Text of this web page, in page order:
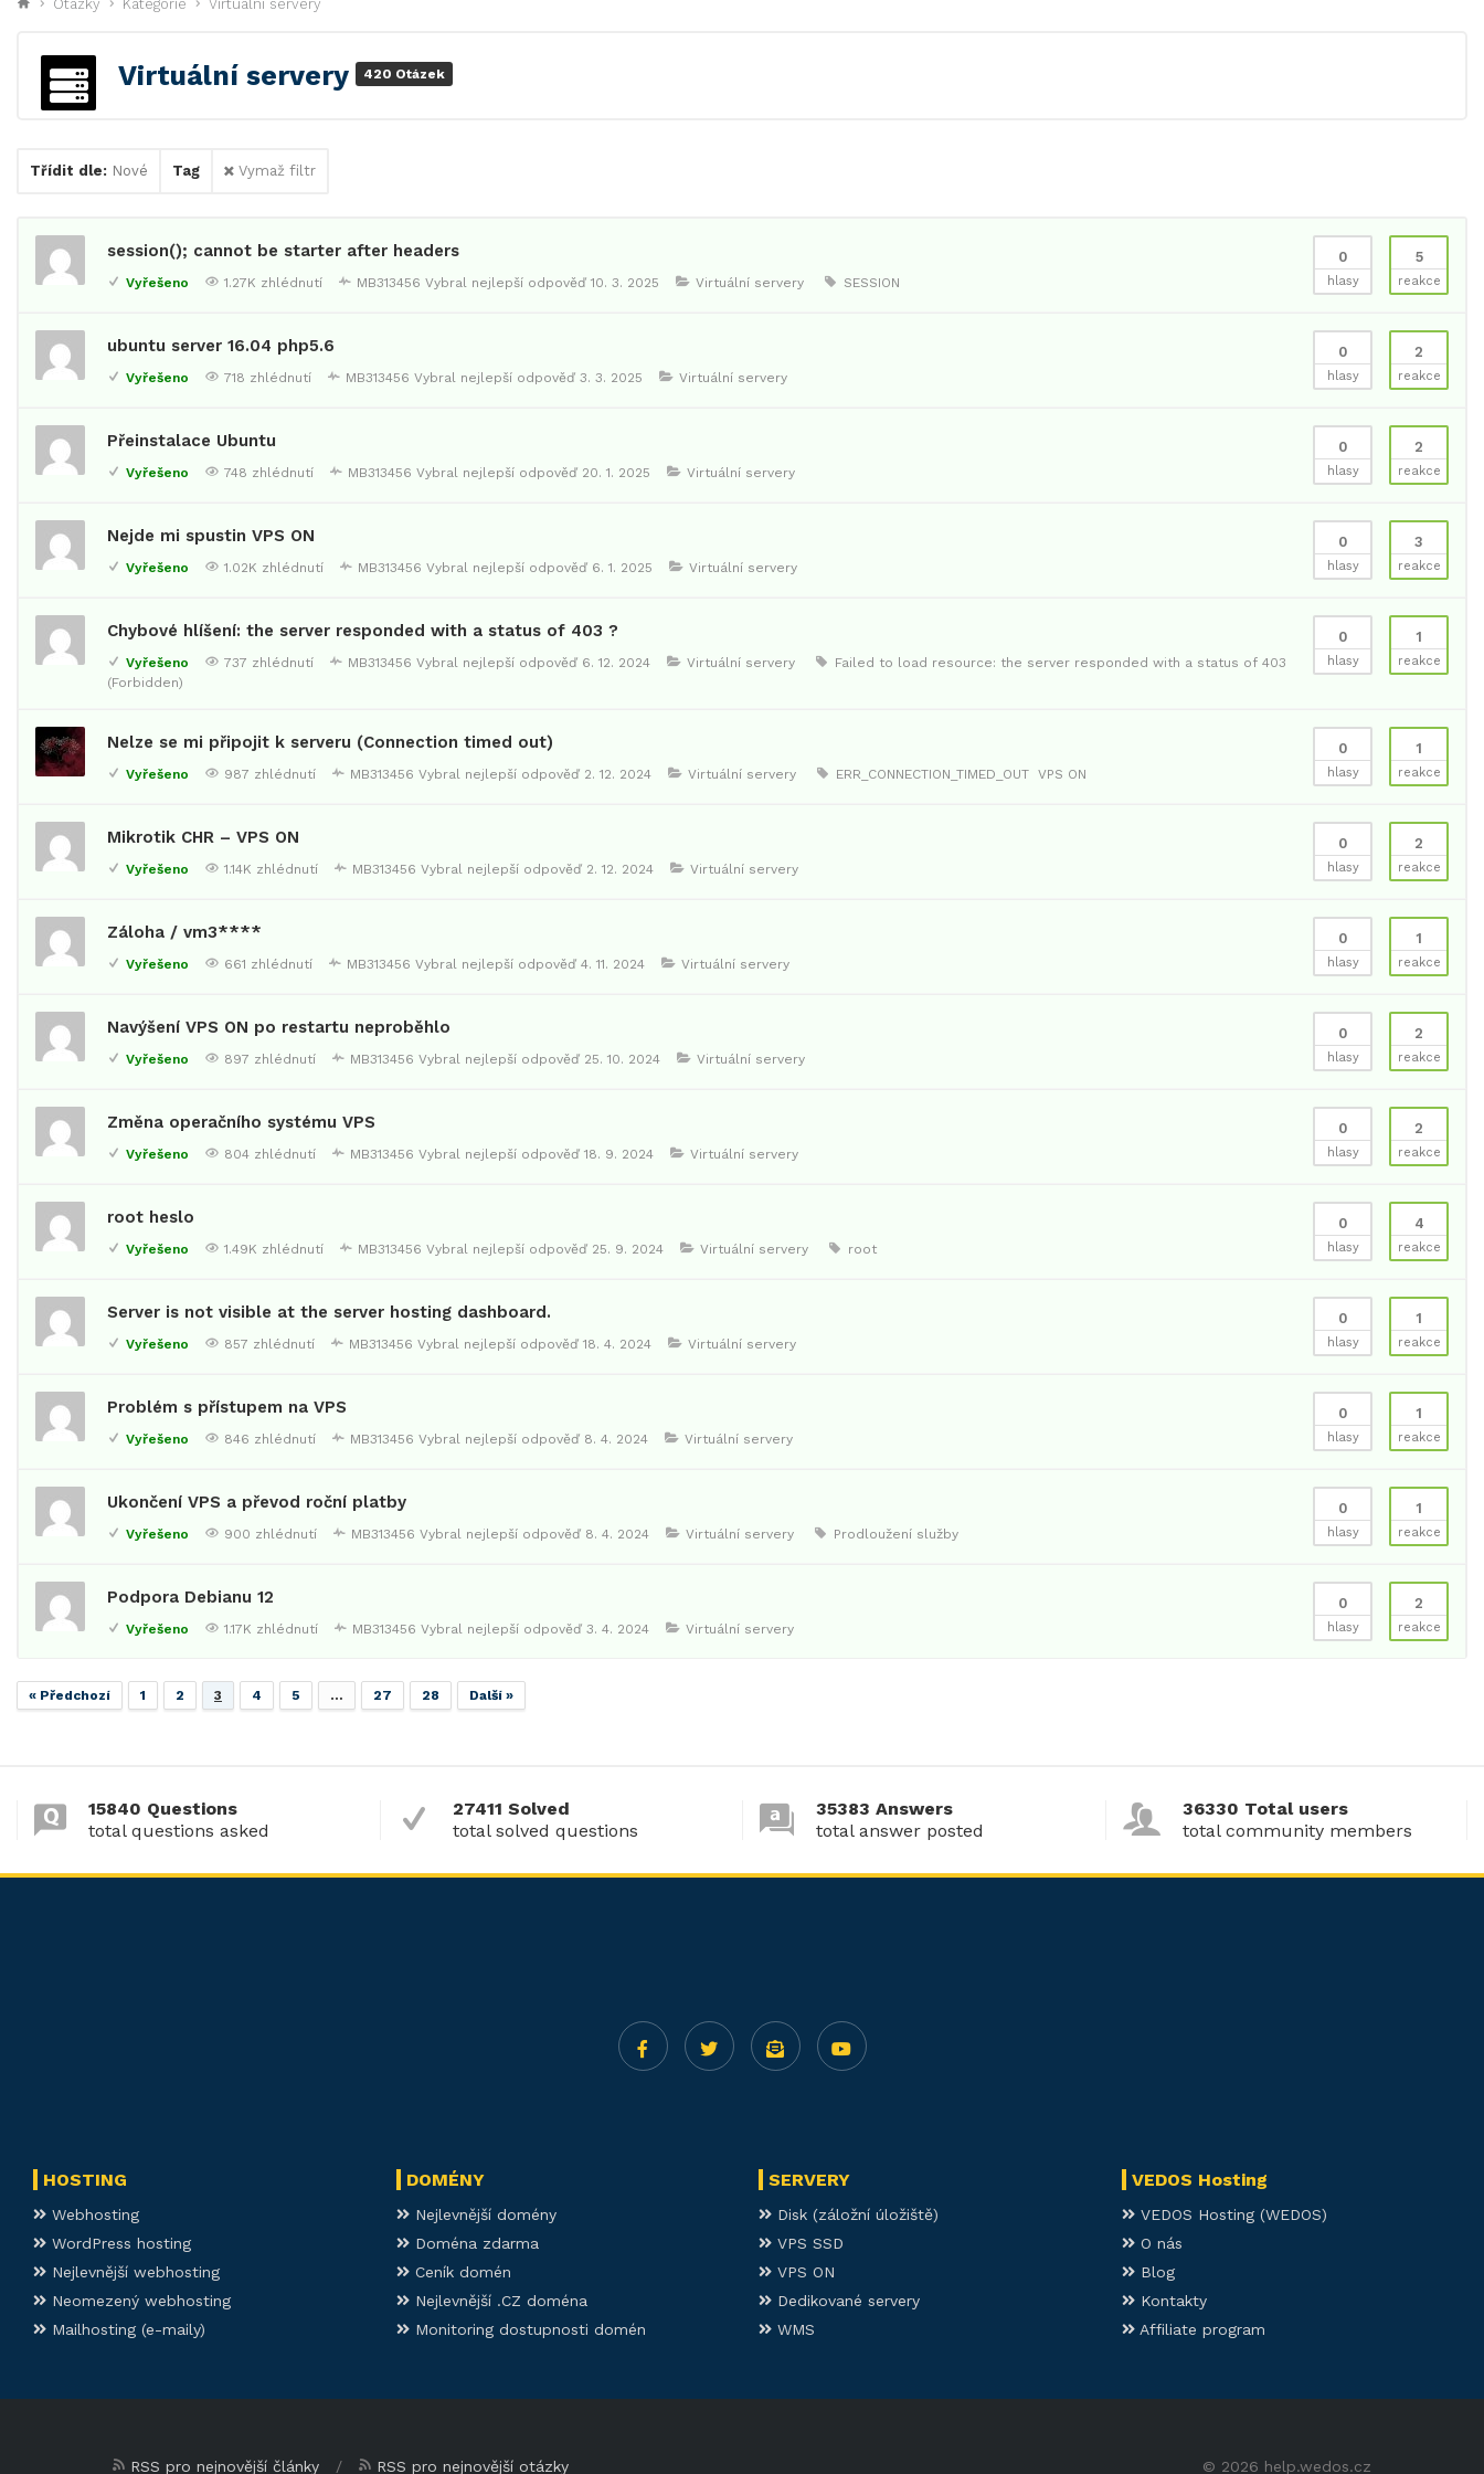
Otazky Kategorie Virtuální servery
Virtuální servery 420 Otázek
Třídit dle: Nové Tag Vymaž filtr
0
hlasy
5
reakce
session(); cannot be starter after headers
Vyřešeno 1.27K zhlédnutí MB313456 Vybral nejlepší odpověď 10. 3. 2025 Virtuální servery SESSION
0
hlasy
2
reakce
ubuntu server 16.04 php5.6
Vyřešeno 718 zhlédnutí MB313456 Vybral nejlepší odpověď 3. 3. 2025 Virtuální servery
0
hlasy
2
reakce
Přeinstalace Ubuntu
Vyřešeno 748 zhlédnutí MB313456 Vybral nejlepší odpověď 20. 1. 2025 Virtuální servery
0
hlasy
3
reakce
Nejde mi spustin VPS ON
Vyřešeno 1.02K zhlédnutí MB313456 Vybral nejlepší odpověď 6. 1. 2025 Virtuální servery
0
hlasy
1
reakce
Chybové hlíšení: the server responded with a status of 403 ?
Vyřešeno 737 zhlédnutí MB313456 Vybral nejlepší odpověď 6. 12. 2024 Virtuální servery
Failed to load resource: the server responded with a status of 403
(Forbidden)
0
hlasy
1
reakce
Nelze se mi připojit k serveru (Connection timed out)
Vyřešeno 987 zhlédnutí MB313456 Vybral nejlepší odpověď 2. 12. 2024 Virtuální servery ERR_CONNECTION_TIMED_OUT VPS ON
0
hlasy
2
reakce
Mikrotik CHR – VPS ON
Vyřešeno 1.14K zhlédnutí MB313456 Vybral nejlepší odpověď 2. 12. 2024 Virtuální servery
0
hlasy
1
reakce
Záloha / vm3****
Vyřešeno 661 zhlédnutí MB313456 Vybral nejlepší odpověď 4. 11. 2024 Virtuální servery
0
hlasy
2
reakce
Navýšení VPS ON po restartu neproběhlo
Vyřešeno 897 zhlédnutí MB313456 Vybral nejlepší odpověď 25. 10. 2024 Virtuální servery
0
hlasy
2
reakce
Změna operačního systému VPS
Vyřešeno 804 zhlédnutí MB313456 Vybral nejlepší odpověď 18. 9. 2024 Virtuální servery
0
hlasy
4
reakce
root heslo
Vyřešeno 1.49K zhlédnutí MB313456 Vybral nejlepší odpověď 25. 9. 2024 Virtuální servery root
0
hlasy
1
reakce
Server is not visible at the server hosting dashboard.
Vyřešeno 857 zhlédnutí MB313456 Vybral nejlepší odpověď 18. 4. 2024 Virtuální servery
0
hlasy
1
reakce
Problém s přístupem na VPS
Vyřešeno 846 zhlédnutí MB313456 Vybral nejlepší odpověď 8. 4. 2024 Virtuální servery
0
hlasy
1
reakce
Ukončení VPS a převod roční platby
Vyřešeno 900 zhlédnutí MB313456 Vybral nejlepší odpověď 8. 4. 2024 Virtuální servery Prodloužení služby
0
hlasy
2
reakce
Podpora Debianu 12
Vyřešeno 1.17K zhlédnutí MB313456 Vybral nejlepší odpověď 3. 4. 2024 Virtuální servery
« Předchozí 1 2 3 4 5 … 27 28 Další »
15840 Questions
total questions asked
27411 Solved
total solved questions
35383 Answers
total answer posted
36330 Total users
total community members
HOSTING
Webhosting
WordPress hosting
Nejlevnější webhosting
Neomezený webhosting
Mailhosting (e-maily)
DOMÉNY
Nejlevnější domény
Doména zdarma
Ceník domén
Nejlevnější .CZ doména
Monitoring dostupnosti domén
SERVERY
Disk (záložní úložiště)
VPS SSD
VPS ON
Dedikované servery
WMS
VEDOS Hosting
VEDOS Hosting (WEDOS)
O nás
Blog
Kontakty
Affiliate program
RSS pro nejnovější články / RSS pro nejnovější otázky © 2026 help.wedos.cz